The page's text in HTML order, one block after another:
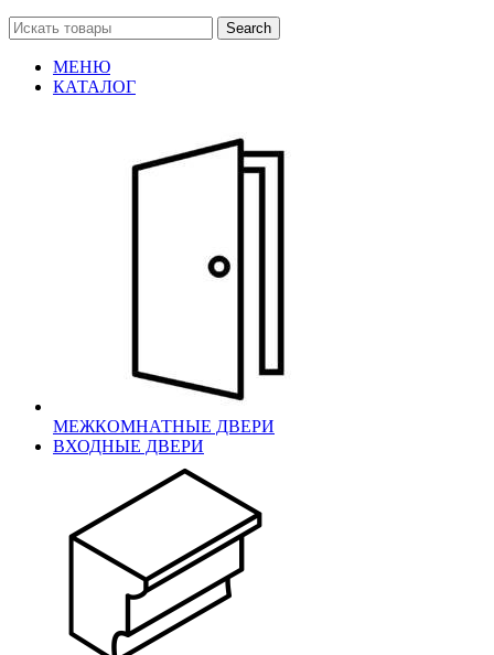
Search
МЕНЮ
КАТАЛОГ
МЕЖКОМНАТНЫЕ ДВЕРИ
ВХОДНЫЕ ДВЕРИ